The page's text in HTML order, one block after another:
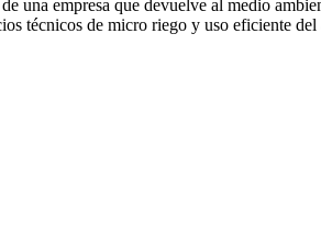
empresa que devuelve al medio
técnicos de micro riego y uso eficiente